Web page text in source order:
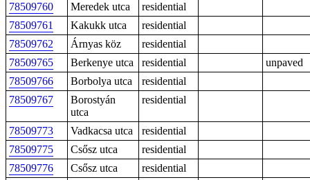
78509760
Meredek utca
residential
78509761
Kakukk utca
residential
78509762
Árnyas köz
residential
78509765
Berkenye utca residential
unpaved
78509766
Borbolya utca
residential
78509767
Borostyán
utca
residential
78509773 Vadkacsa utca
residential
78509775
Csősz utca
residential
78509776
Csősz utca
residential